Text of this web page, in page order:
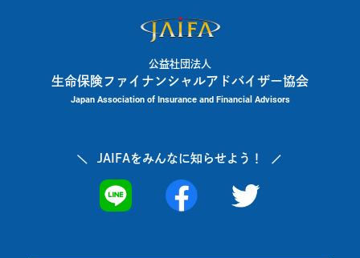
公益社団法人
生命保険ファイナンシャルアドバイザー協会
Japan Association of Insurance and Financial Advisors
JAIFAをみんなに知らせよう！